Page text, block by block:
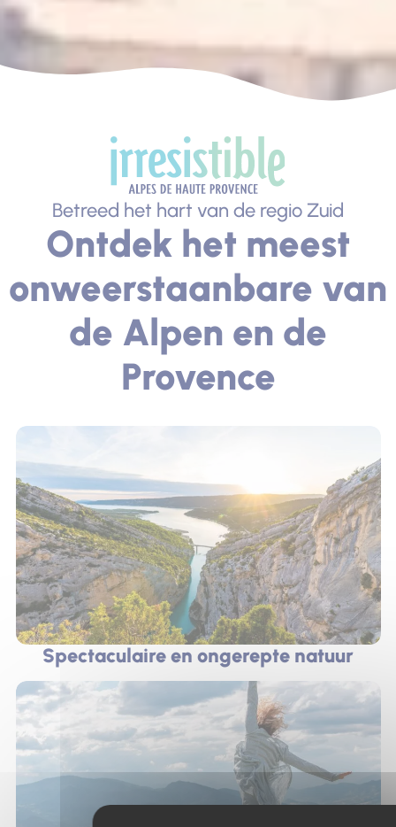
Betreed het hart van de regio Zuid
Ontdek het meest
onweerstaanbare van
de Alpen en de
Provence
Spectaculaire en ongerepte natuur